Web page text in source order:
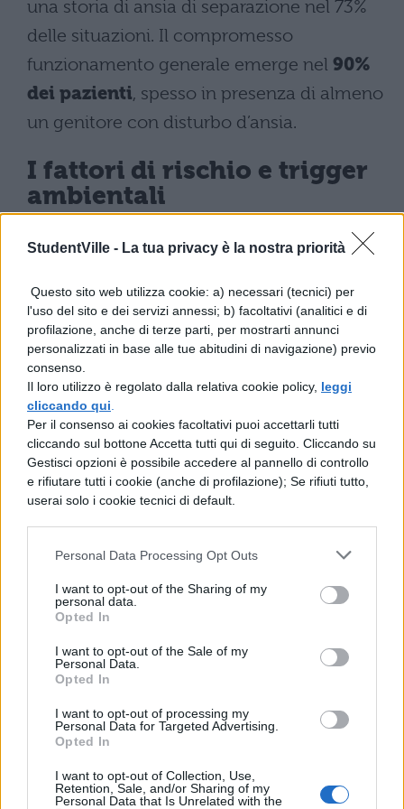
StudentVille - La tua privacy è la nostra priorità
Questo sito web utilizza cookie: a) necessari (tecnici) per
l'uso del sito e dei servizi annessi; b) facoltativi (analitici e di
profilazione, anche di terze parti, per mostrarti annunci
personalizzati in base alle tue abitudini di navigazione) previo
consenso.
Il loro utilizzo è regolato dalla relativa cookie policy, leggi
cliccando qui
Per il consenso ai cookies facoltativi puoi accettarli tutti
cliccando sul bottone Accetta tutti qui di seguito. Cliccando su
Gestisci opzioni è possibile accedere al pannello di controllo
e rifiutare tutti i cookie (anche di profilazione); Se rifiuti tutto,
userai solo i cookie tecnici di default.
Personal Data Processing Opt Outs
I want to opt-out of the Sharing of my
personal data.
Opted In
I want to opt-out of the Sale of my
Personal Data.
Opted In
I want to opt-out of processing my
Personal Data for Targeted Advertising.
Opted In
I want to opt-out of Collection, Use,
Retention, Sale, and/or Sharing of my
Personal Data that Is Unrelated with the
una storia di ansia di separazione nel 73%
delle situazioni. Il compromesso
funzionamento generale emerge nel 90%
dei pazienti, spesso in presenza di almeno
un genitore con disturbo d’ansia.
I fattori di rischio e trigger
ambientali
La vulnerabilità agli attacchi di panico
predisposizione geneticaefattori
ambientali scatenanti. Gli studi
evidenziano come l’alta sensibilità allo
stresse latrasmissione ereditariadi
vulnerabilità ansiosa costituiscano il
terreno fertile su cui si innestano trigger
specifici.
scolastiche, consumo intenso di
caffeina
ha inoltre identificato una particolare
sensibilità alla CO₂
disturbo di panico, collegata a irregolarità
nella regolazione respiratoria.
Negli adolescenti assumono rilevanza